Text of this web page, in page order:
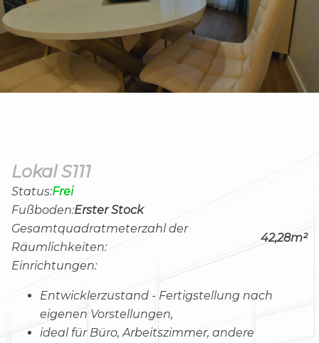
Lokal S111
Status:Frei
Fußboden:Erster Stock
Gesamtquadratmeterzahl der
Räumlichkeiten:
42,28m²
Einrichtungen:
Entwicklerzustand - Fertigstellung nach
eigenen Vorstellungen,
ideal für Büro, Arbeitszimmer, andere